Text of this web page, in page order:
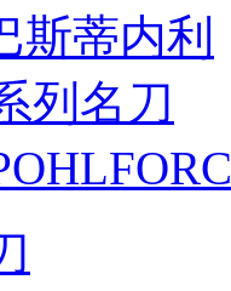
斯蒂内利
列名刀